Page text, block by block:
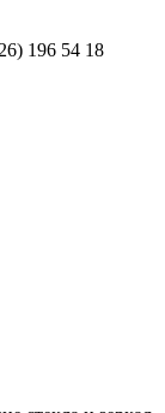
196 54 18